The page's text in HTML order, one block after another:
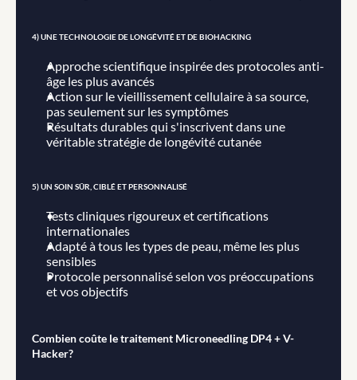
4) UNE TECHNOLOGIE DE LONGÉVITÉ ET DE BIOHACKING
Approche scientifique inspirée des protocoles anti-
âge les plus avancés
Action sur le vieillissement cellulaire à sa source,
pas seulement sur les symptômes
Résultats durables qui s'inscrivent dans une
véritable stratégie de longévité cutanée
5) UN SOIN SÛR, CIBLÉ ET PERSONNALISÉ
Tests cliniques rigoureux et certifications
internationales
Adapté à tous les types de peau, même les plus
sensibles
Protocole personnalisé selon vos préoccupations
et vos objectifs
Combien coûte le traitement Microneedling DP4 + V-
Hacker?